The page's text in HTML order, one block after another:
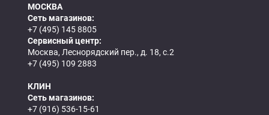
МОСКВА
Сеть магазинов:
+7 (495) 145 8805
Сервисный центр:
Москва, Леснорядский пер., д. 18, с.2
+7 (495) 109 2883
КЛИН
Сеть магазинов:
+7 (916) 536-15-61